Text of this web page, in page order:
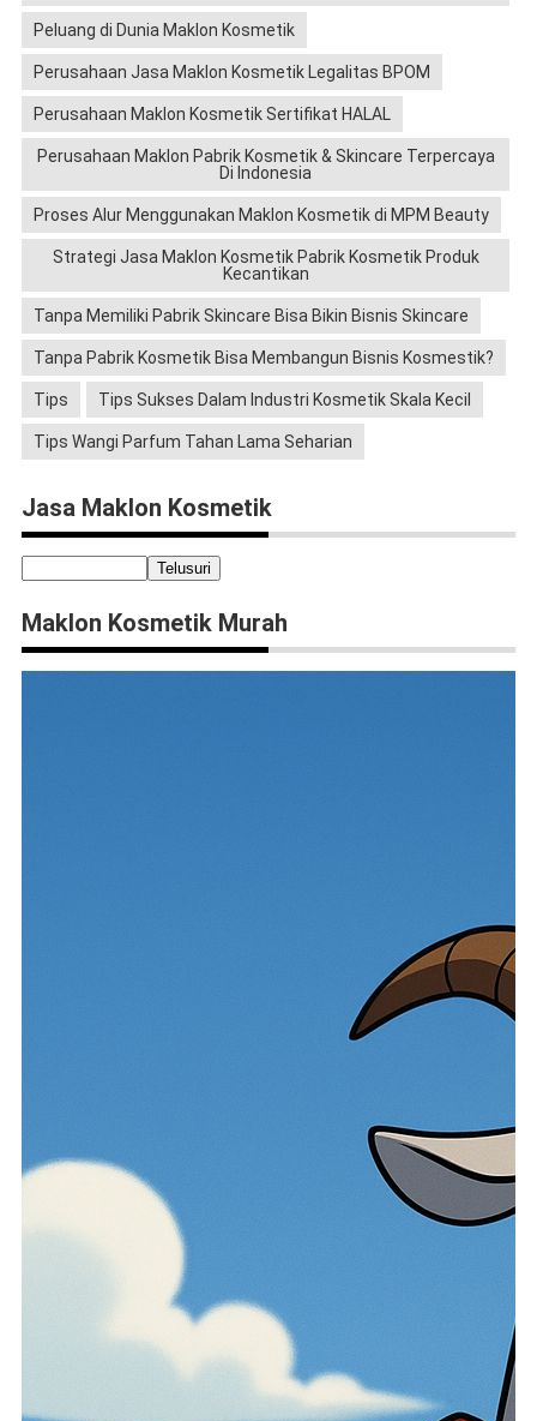
Peluang di Dunia Maklon Kosmetik
Perusahaan Jasa Maklon Kosmetik Legalitas BPOM
Perusahaan Maklon Kosmetik Sertifikat HALAL
Perusahaan Maklon Pabrik Kosmetik & Skincare Terpercaya
Di Indonesia
Proses Alur Menggunakan Maklon Kosmetik di MPM Beauty
Strategi Jasa Maklon Kosmetik Pabrik Kosmetik Produk
Kecantikan
Tanpa Memiliki Pabrik Skincare Bisa Bikin Bisnis Skincare
Tanpa Pabrik Kosmetik Bisa Membangun Bisnis Kosmestik?
Tips Tips Sukses Dalam Industri Kosmetik Skala Kecil
Tips Wangi Parfum Tahan Lama Seharian
Jasa Maklon Kosmetik
Maklon Kosmetik Murah